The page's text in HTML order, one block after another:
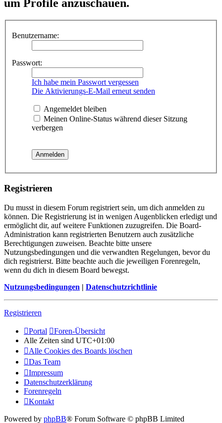
um Profile anzuschauen.
Benutzername:
Passwort:
Ich habe mein Passwort vergessen
Die Aktivierungs-E-Mail erneut senden
Angemeldet bleiben
Meinen Online-Status während dieser Sitzung
verbergen
Registrieren
Du musst in diesem Forum registriert sein, um dich anmelden zu
können. Die Registrierung ist in wenigen Augenblicken erledigt und
ermöglicht dir, auf weitere Funktionen zuzugreifen. Die Board-
Administration kann registrierten Benutzern auch zusätzliche
Berechtigungen zuweisen. Beachte bitte unsere
Nutzungsbedingungen und die verwandten Regelungen, bevor du
dich registrierst. Bitte beachte auch die jeweiligen Forenregeln,
wenn du dich in diesem Board bewegst.
Nutzungsbedingungen | Datenschutzrichtlinie
Registrieren
Portal
Foren-Übersicht
Alle Zeiten sind UTC+01:00
Alle Cookies des Boards löschen
Das Team
Impressum
Datenschutzerklärung
Forenregeln
Kontakt
Powered by phpBB® Forum Software © phpBB Limited